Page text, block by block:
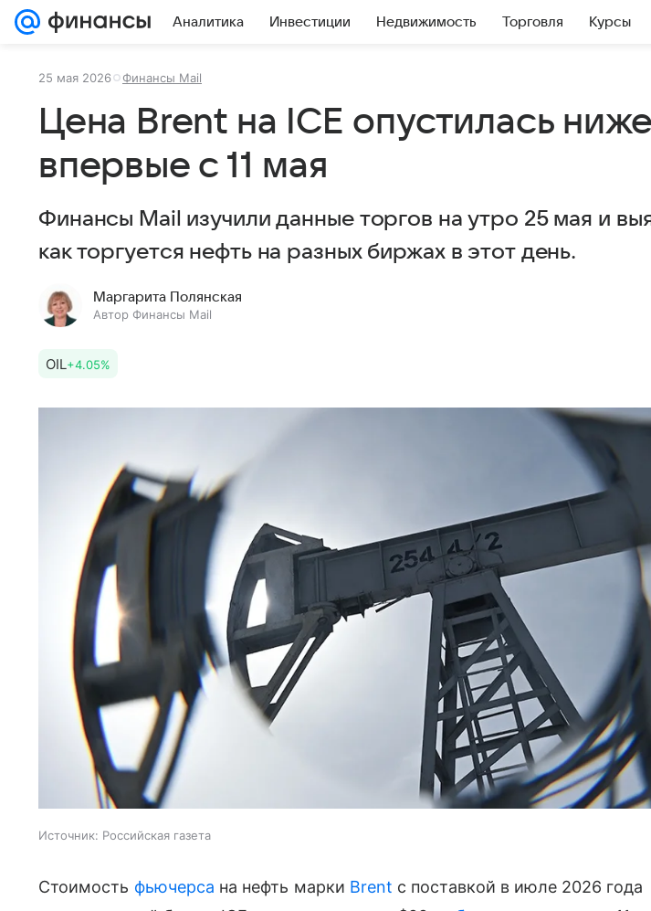
Аналитика Инвестиции Недвижимость Торговля Курсы
25 мая 2026 Финансы Mail
Цена Brent на ICE опустилась
впервые с 11 мая
Финансы Mail изучили данные торгов на утро 25 мая и
как торгуется нефть на разных биржах в этот день.
Маргарита Полянская
Автор Финансы Mail
OIL+4.05%
Источник: Российская газета
Стоимость фьючерса на нефть марки Brent с поставкой в июле 2026 года